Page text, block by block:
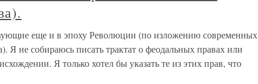
еще и в эпоху Революции (по изложению современных
Я не собираюсь писать трактат о феодальных правах или
Я только хотел бы указать те из этих прав, что